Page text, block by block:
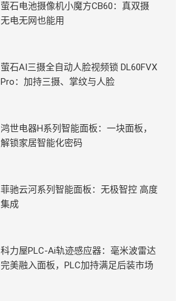
萤石电池摄像机小魔方CB60：真双摄
无电无网也能用
萤石AI三摄全自动人脸视频锁 DL60FVX
Pro：加持三摄、掌纹与人脸
鸿世电器H系列智能面板：一块面板，
解锁家居智能化密码
菲驰云河系列智能面板：无极智控 高度
集成
科力屋PLC-Ai轨迹感应器：毫米波雷达
完美融入面板，PLC加持满足后装市场